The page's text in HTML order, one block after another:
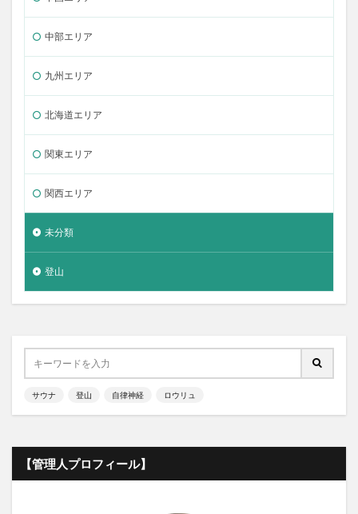
中部エリア
九州エリア
北海道エリア
関東エリア
関西エリア
未分類
登山
サウナ 登山 自律神経 ロウリュ
【管理人プロフィール】